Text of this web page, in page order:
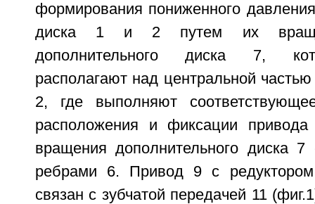
формирования пониженного
диска 1 и 2 путем их
дополнительного диска 7,
располагают над центральной
2, где выполняют
расположения и фиксации
вращения дополнительного диска
ребрами 6. Привод 9 с
связан с зубчатой передачей 11